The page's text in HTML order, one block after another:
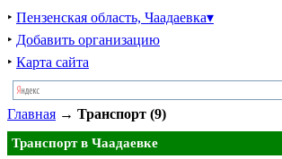
‣ Пензенская область, Чаадаевка▾
‣ Добавить организацию
‣ Карта сайта
Главная → Транспорт (9)
Транспорт в Чаадаевке